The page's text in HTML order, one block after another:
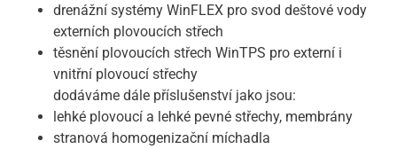
drenážní systémy WinFLEX pro svod deštové vody
externích plovoucích střech
těsnění plovoucích střech WinTPS pro externí i
vnitřní plovoucí střechy
dodáváme dále příslušenství jako jsou:
lehké plovoucí a lehké pevné střechy, membrány
stranová homogenizační míchadla